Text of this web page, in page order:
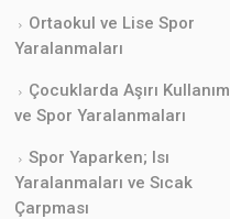
Ortaokul ve Lise Spor
Yaralanmaları
Çocuklarda Aşırı Kullanım
ve Spor Yaralanmaları
Spor Yaparken; Isı
Yaralanmaları ve Sıcak
Çarpması